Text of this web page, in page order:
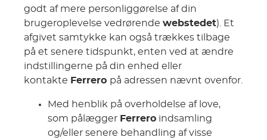
godt af mere personliggørelse af din
brugeroplevelse vedrørende webstedet). Et
afgivet samtykke kan også trækkes tilbage
på et senere tidspunkt, enten ved at ændre
indstillingerne på din enhed eller
kontakte Ferrero på adressen nævnt ovenfor.
Med henblik på overholdelse af love,
som pålægger Ferrero indsamling
og/eller senere behandling af visse